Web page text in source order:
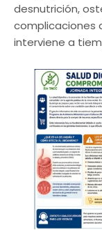
desnutrición,
complicaciones
interviene a